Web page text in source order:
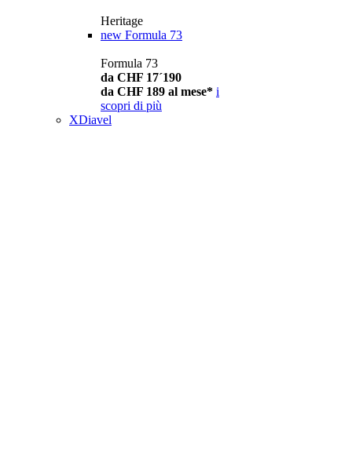
Heritage
new Formula 73
Formula 73
da CHF 17´190
da CHF 189 al mese* i
scopri di più
XDiavel